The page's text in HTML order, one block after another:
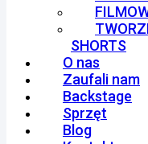
SHORTS
O nas
Zaufali nam
Backstage
Sprzęt
Blog